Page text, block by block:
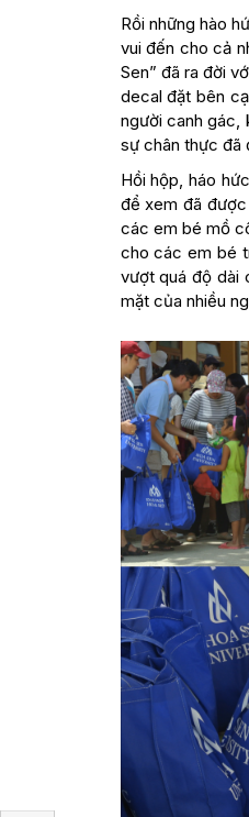
Rồi những hào
vui đến cho cả
Sen” đã ra đời
decal đặt bên
người canh gác,
sự chân thực đã
Hồi hộp, háo
để xem đã
các em bé mồ
cho các em bé
vượt quá độ dài
mặt của nhiều